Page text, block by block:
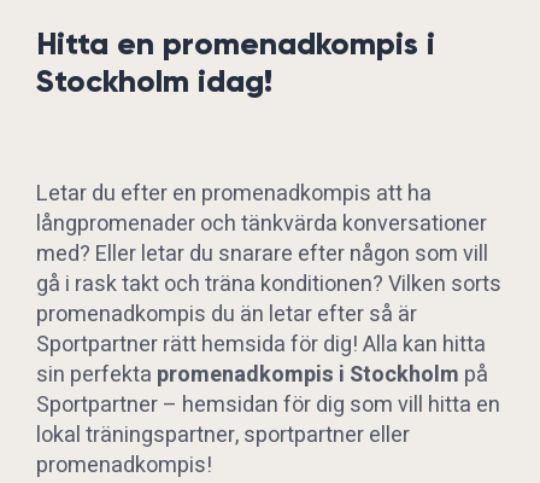
Hitta en promenadkompis i
Stockholm idag!
Letar du efter en promenadkompis att ha
långpromenader och tänkvärda konversationer
med? Eller letar du snarare efter någon som vill
gå i rask takt och träna konditionen? Vilken sorts
promenadkompis du än letar efter så är
Sportpartner rätt hemsida för dig! Alla kan hitta
sin perfekta promenadkompis i Stockholm på
Sportpartner – hemsidan för dig som vill hitta en
lokal träningspartner, sportpartner eller
promenadkompis!